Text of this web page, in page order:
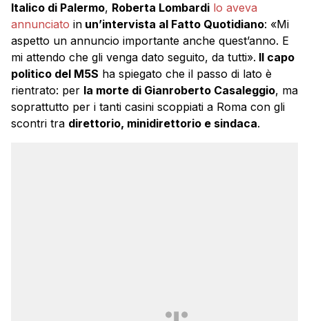
Italico di Palermo, Roberta Lombardi lo aveva
annunciato in un’intervista al Fatto Quotidiano: «Mi
aspetto un annuncio importante anche quest’anno. E
mi attendo che gli venga dato seguito, da tutti». Il capo
politico del M5S ha spiegato che il passo di lato è
rientrato: per la morte di Gianroberto Casaleggio, ma
soprattutto per i tanti casini scoppiati a Roma con gli
scontri tra direttorio, minidirettorio e sindaca.